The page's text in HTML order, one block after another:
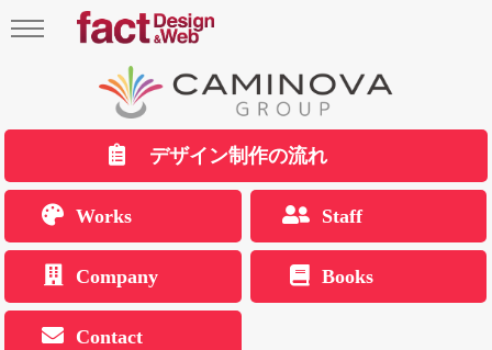
デザイン制作の流れ
Works Staff
Company Books
Contact